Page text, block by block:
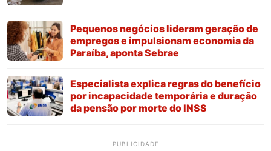
Pequenos negócios lideram geração de
empregos e impulsionam economia da
Paraíba, aponta Sebrae
Especialista explica regras do benefício
por incapacidade temporária e duração
da pensão por morte do INSS
PUBLICIDADE